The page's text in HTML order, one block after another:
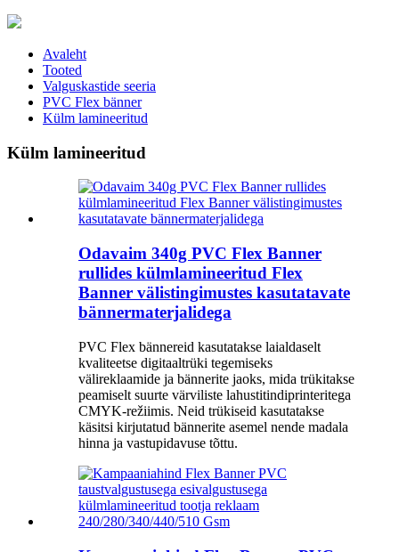
Avaleht
Tooted
Valguskastide seeria
PVC Flex bänner
Külm lamineeritud
Külm lamineeritud
Odavaim 340g PVC Flex Banner
rullides külmlamineeritud Flex
Banner välistingimustes kasutatavate
bännermaterjalidega
PVC Flex bännereid kasutatakse laialdaselt
kvaliteetse digitaaltrüki tegemiseks
välireklaamide ja bännerite jaoks, mida trükitakse
peamiselt suurte värviliste lahustitindiprinteritega
CMYK-režiimis. Neid trükiseid kasutatakse
käsitsi kirjutatud bännerite asemel nende madala
hinna ja vastupidavuse tõttu.